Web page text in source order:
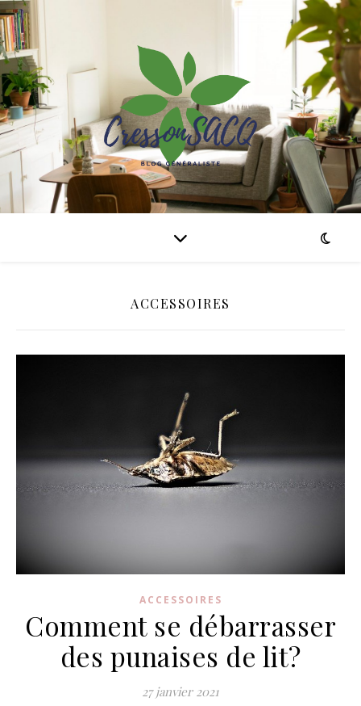
ACCESSOIRES
ACCESSOIRES
Comment se débarrasser
des punaises de lit?
27 janvier 2021